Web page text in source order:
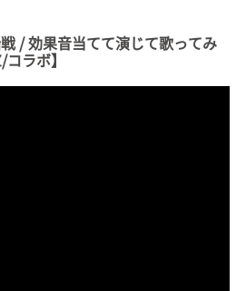
/ 効果音当てて演じて歌ってみ
ラボ】